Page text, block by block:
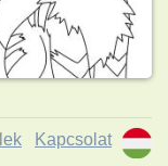
Kapcsolat